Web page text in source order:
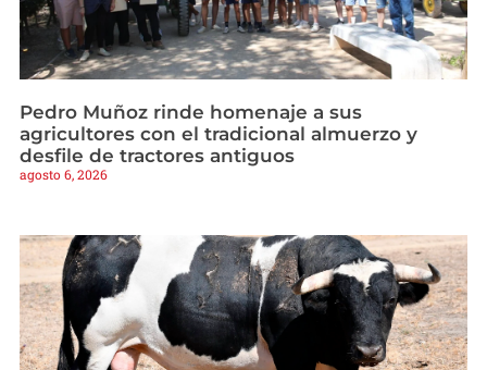
Pedro Muñoz rinde homenaje a sus
agricultores con el tradicional almuerzo y
desfile de tractores antiguos
agosto 6, 2026